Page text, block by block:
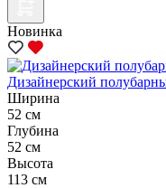
Новинка
Дизайнерский
Ширина
52 см
Глубина
52 см
Высота
113 см